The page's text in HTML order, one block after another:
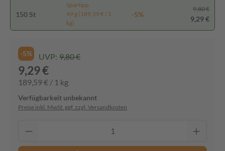
150 St
Spartipp
49 g (189,59 € / 1
kg)
-5%
9,80 €
9,29 €
-5% UVP: 9,80 €
9,29 €
189,59 € / 1 kg
Verfügbarkeit unbekannt
Preise inkl. MwSt. ggf. zzgl. Versandkosten